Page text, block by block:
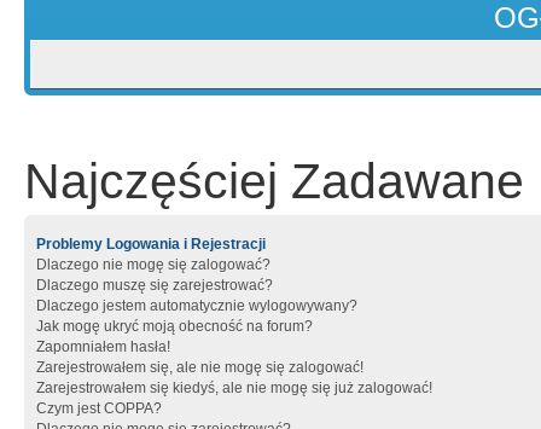
Najczęściej Zadawane
Problemy Logowania i Rejestracji
Dlaczego nie mogę się zalogować?
Dlaczego muszę się zarejestrować?
Dlaczego jestem automatycznie wylogowywany?
Jak mogę ukryć moją obecność na forum?
Zapomniałem hasła!
Zarejestrowałem się, ale nie mogę się zalogować!
Zarejestrowałem się kiedyś, ale nie mogę się już zalogować!
Czym jest COPPA?